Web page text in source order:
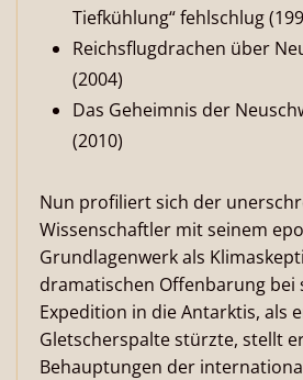
Tiefkühlung“ fehlschlug
Reichsflugdrachen über
(2004)
Das Geheimnis der
(2010)
Nun profiliert sich der
Wissenschaftler mit seinem
Grundlagenwerk als
dramatischen Offenbarung bei
Expedition in die Antarktis, als
Gletscherspalte stürzte, stellt
Behauptungen der